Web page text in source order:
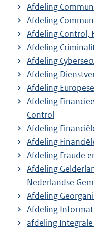
Afdeling
Afdeling
Afdeling Control,
Afdeling
Afdeling
Afdeling
Afdeling
Afdeling
Control
Afdeling
Afdeling
Afdeling Fraude
Afdeling
Nederlandse
Afdeling
Afdeling
afdeling